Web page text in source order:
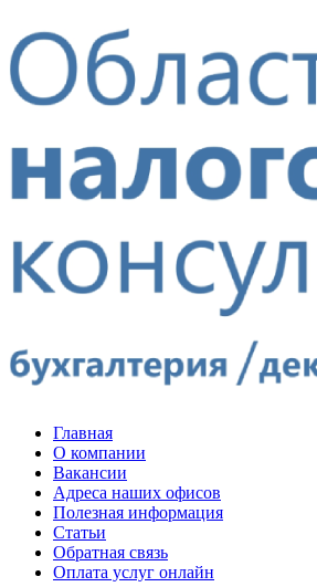
Главная
О компании
Вакансии
Адреса наших офисов
Полезная информация
Статьи
Обратная связь
Оплата услуг онлайн